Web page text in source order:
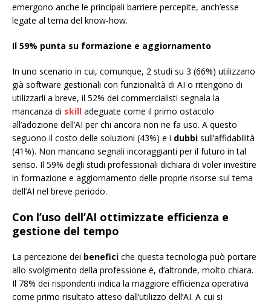
emergono anche le principali barriere percepite, anch’esse
legate al tema del know-how.
Il 59% punta su formazione e aggiornamento
In uno scenario in cui, comunque, 2 studi su 3 (66%) utilizzano
già software gestionali con funzionalità di AI o ritengono di
utilizzarli a breve, il 52% dei commercialisti segnala la
mancanza di skill adeguate come il primo ostacolo
all’adozione dell’AI per chi ancora non ne fa uso. A questo
seguono il costo delle soluzioni (43%) e i dubbi sull’affidabilità
(41%). Non mancano segnali incoraggianti per il futuro in tal
senso. Il 59% degli studi professionali dichiara di voler investire
in formazione e aggiornamento delle proprie risorse sul tema
dell’AI nel breve periodo.
Con l’uso dell’AI ottimizzate efficienza e
gestione del tempo
La percezione dei benefici che questa tecnologia può portare
allo svolgimento della professione è, d’altronde, molto chiara.
Il 78% dei rispondenti indica la maggiore efficienza operativa
come primo risultato atteso dall’utilizzo dell’AI. A cui si